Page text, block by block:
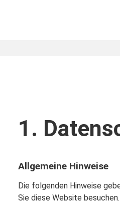
1.
Allgemeine Hinweise
Die folgenden Hinweise
Sie diese Website